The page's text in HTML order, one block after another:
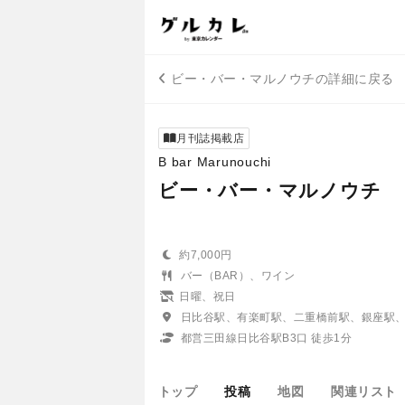
ビー・バー・マルノウチの詳細に戻る
月刊誌掲載店
B bar Marunouchi
ビー・バー・マルノウチ
約7,000円
バー（BAR）、ワイン
日曜、祝日
日比谷駅、有楽町駅、二重橋前駅、銀座駅
都営三田線日比谷駅B3口 徒歩1分
トップ 投稿 地図 関連リスト